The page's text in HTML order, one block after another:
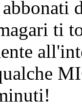
ti